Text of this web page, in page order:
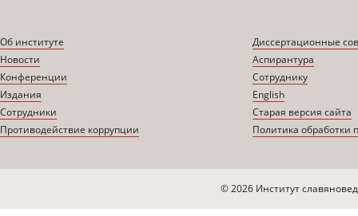
Об институте
Новости
Конференции
Издания
Сотрудники
Противодействие коррупции
Диссертационные
Аспирантура
Сотруднику
English
Старая версия сайта
Политика обработки
© 2026 Институт